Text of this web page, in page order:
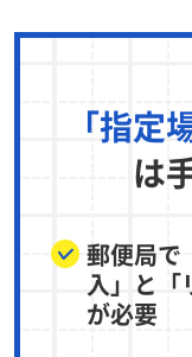
「指定
は
郵便局で
入」と「
が必要